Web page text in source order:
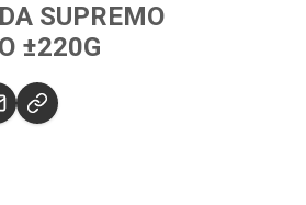
SUPREMO
±220G